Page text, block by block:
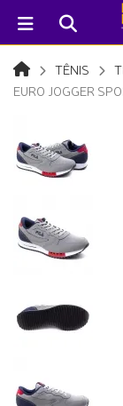
TÊNIS
EURO JOGGER